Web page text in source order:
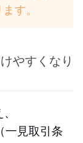
す。
やすくなり
一見取引条